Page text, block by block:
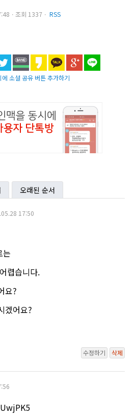
ㆍ조회 1337ㆍ RSS
에 소셜 공유 버튼 추가하기
오래된 순서
17:50
는
렵습니다.
요?
겠어요?
수정하기 삭제